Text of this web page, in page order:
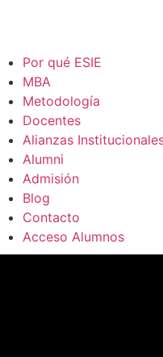
Por qué ESIE
MBA
Metodología
Docentes
Alianzas
Alumni
Admisión
Blog
Contacto
Acceso Alumnos